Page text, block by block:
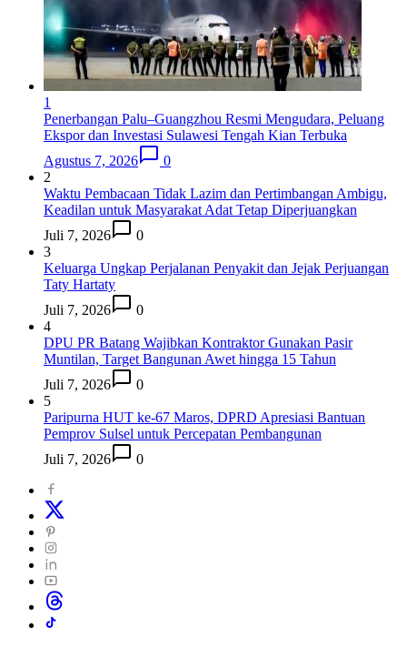
1
Penerbangan Palu–Guangzhou Resmi Mengudara, Peluang
Ekspor dan Investasi Sulawesi Tengah Kian Terbuka
Agustus 7, 2026
0
2
Waktu Pembacaan Tidak Lazim dan Pertimbangan Ambigu,
Keadilan untuk Masyarakat Adat Tetap Diperjuangkan
Juli 7, 2026
0
3
Keluarga Ungkap Perjalanan Penyakit dan Jejak Perjuangan
Taty Hartaty
Juli 7, 2026
0
4
DPU PR Batang Wajibkan Kontraktor Gunakan Pasir
Muntilan, Target Bangunan Awet hingga 15 Tahun
Juli 7, 2026
0
5
Paripurna HUT ke-67 Maros, DPRD Apresiasi Bantuan
Pemprov Sulsel untuk Percepatan Pembangunan
Juli 7, 2026
0